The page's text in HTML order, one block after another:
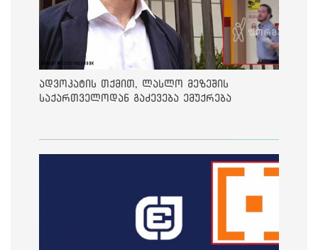
ადვოკატის თქმით, ლასლო მეზეშის
საქართველოდან გაძევება ემუქრება